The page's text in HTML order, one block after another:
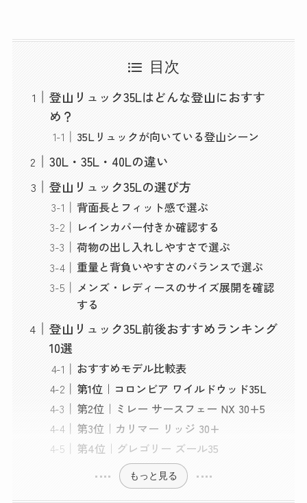
目次
登山リュック35Lはどんな登山におすす
め？
35Lリュックが向いている登山シーン
30L・35L・40Lの違い
登山リュック35Lの選び方
背面長とフィット感で選ぶ
レインカバー付きか確認する
荷物の出し入れしやすさで選ぶ
重量と背負いやすさのバランスで選ぶ
メンズ・レディースのサイズ展開を確認
する
登山リュック35L前後おすすめランキング
10選
おすすめモデル比較表
第1位｜コロンビア ワイルドウッド35L
第2位｜ミレー サースフェー NX 30+5
第3位｜カリマー リッジ 30+
第4位｜グレゴリー ズール35
もっと見る